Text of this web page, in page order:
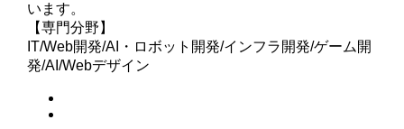
います。
【専門分野】
IT/Web開発/AI・ロボット開発/インフラ開発/ゲーム開
発/AI/Webデザイン